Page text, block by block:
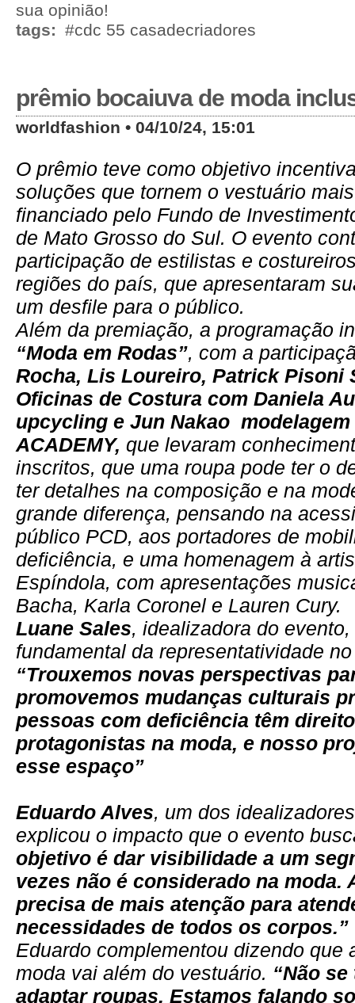
sua opinião!
tags: #cdc 55 casadecriadores
prêmio bocaiuva de moda
worldfashion • 04/10/24, 15:01
O prêmio teve como objetivo
soluções que tornem o vestuário
financiado pelo Fundo de
de Mato Grosso do Sul. O evento
participação de estilistas e
regiões do país, que apresentaram
um desfile para o público.
Além da premiação, a programação
“Moda em Rodas”, com a
Rocha, Lis Loureiro, Patrick Pisoni
Oficinas de Costura com Daniela
upcycling e Jun Nakao modelagem
ACADEMY, que levaram
inscritos, que uma roupa pode ter o
ter detalhes na composição e na
grande diferença, pensando na
público PCD, aos portadores de
deficiência, e uma homenagem à
Espíndola, com apresentações
Bacha, Karla Coronel e Lauren Cury.
Luane Sales, idealizadora do
fundamental da representatividade
“Trouxemos novas perspectivas
promovemos mudanças culturais
pessoas com deficiência têm
protagonistas na moda, e nosso
esse espaço”
Eduardo Alves, um dos
explicou o impacto que o evento
objetivo é dar visibilidade a um
vezes não é considerado na moda.
precisa de mais atenção para
necessidades de todos os corpos.”
Eduardo complementou dizendo que
moda vai além do vestuário. “Não
adaptar roupas. Estamos falando